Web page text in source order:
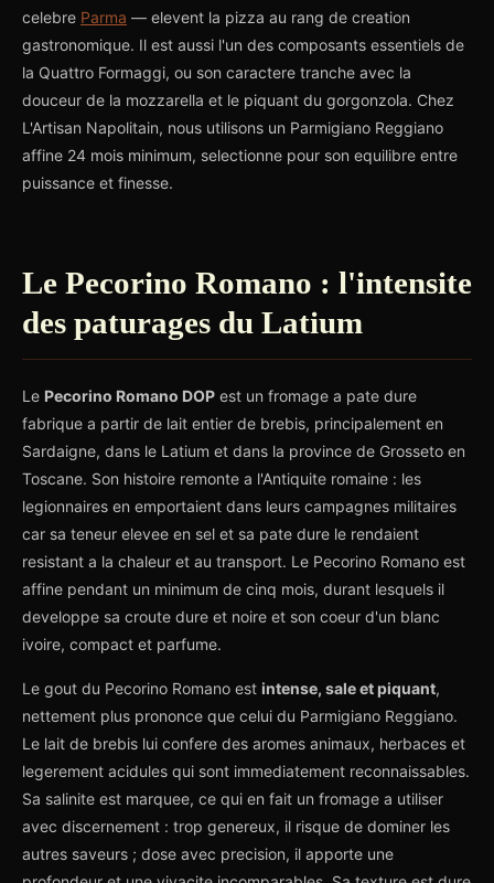
celebre Parma — elevent la pizza au rang de creation
gastronomique. Il est aussi l'un des composants essentiels de
la Quattro Formaggi, ou son caractere tranche avec la
douceur de la mozzarella et le piquant du gorgonzola. Chez
L'Artisan Napolitain, nous utilisons un Parmigiano Reggiano
affine 24 mois minimum, selectionne pour son equilibre entre
puissance et finesse.
Le Pecorino Romano : l'intensite
des paturages du Latium
Le Pecorino Romano DOP est un fromage a pate dure
fabrique a partir de lait entier de brebis, principalement en
Sardaigne, dans le Latium et dans la province de Grosseto en
Toscane. Son histoire remonte a l'Antiquite romaine : les
legionnaires en emportaient dans leurs campagnes militaires
car sa teneur elevee en sel et sa pate dure le rendaient
resistant a la chaleur et au transport. Le Pecorino Romano est
affine pendant un minimum de cinq mois, durant lesquels il
developpe sa croute dure et noire et son coeur d'un blanc
ivoire, compact et parfume.
Le gout du Pecorino Romano est intense, sale et piquant,
nettement plus prononce que celui du Parmigiano Reggiano.
Le lait de brebis lui confere des aromes animaux, herbaces et
legerement acidules qui sont immediatement reconnaissables.
Sa salinite est marquee, ce qui en fait un fromage a utiliser
avec discernement : trop genereux, il risque de dominer les
autres saveurs ; dose avec precision, il apporte une